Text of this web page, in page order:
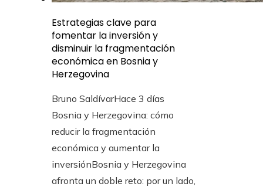
Estrategias clave para
fomentar la inversión y
disminuir la fragmentación
económica en Bosnia y
Herzegovina
Bruno SaldívarHace 3 días
Bosnia y Herzegovina: cómo
reducir la fragmentación
económica y aumentar la
inversiónBosnia y Herzegovina
afronta un doble reto: por un lado,